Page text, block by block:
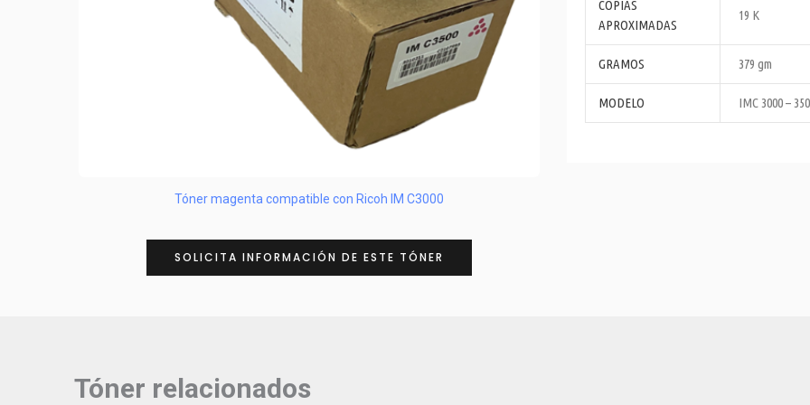
Tóner magenta compatible con Ricoh IM C3000
SOLICITA INFORMACIÓN DE ESTE TÓNER
COPIAS
APROXIMADAS
19 K
GRAMOS 379 gm
MODELO IMC 3000 –
Tóner relacionados